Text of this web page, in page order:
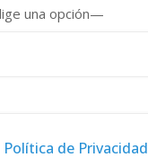
Política de Privacidad